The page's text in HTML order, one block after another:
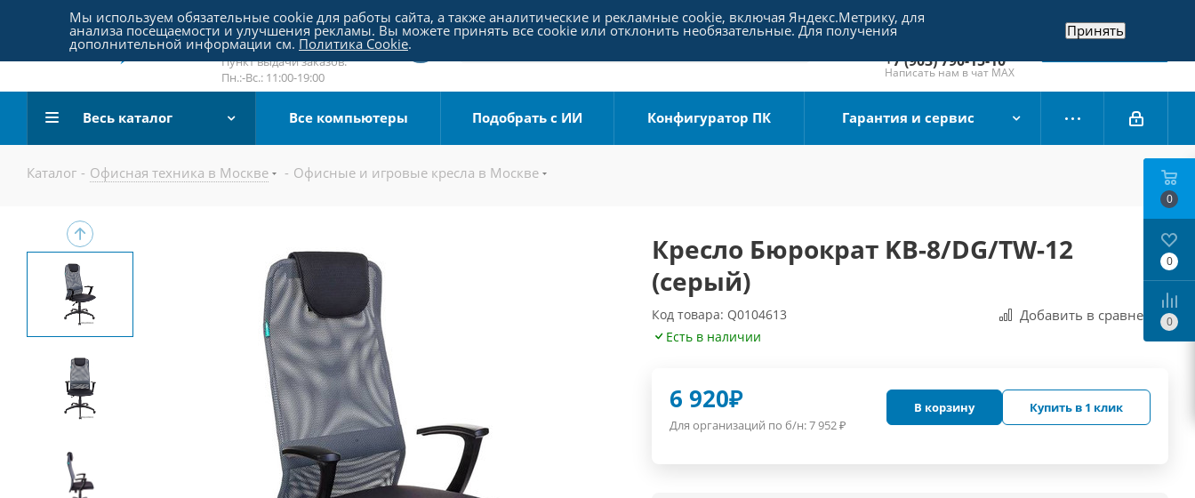
Пятницкое шоссе 18, пав. 267
email:sale@pc-arena.ru
Пн.:-Вс.: 10:00-20:00
Пункт выдачи заказов:
Пн.:-Вс.: 11:00-19:00
+7 (495) 790-15-10
Отдел продаж
+7 (903) 790-15-10
Написать нам в чат MAX
Заказать звонок
Весь каталог Все компьютеры Подобрать с ИИ Конфигуратор ПК Гарантия и сервис
Каталог - Офисная техника в Москве - Офисные и игровые кресла в Москве
Кресло Бюрократ KB-8/DG/TW-12
(серый)
Код товара: Q0104613 Добавить в сравнения
Есть в наличии
6 920₽
Для организаций по б/н:7 952₽
В корзину Купить в 1 клик
0
0
0
Мы используем обязательные cookie для работы сайта, а также аналитические и рекламные cookie, включая Яндекс.Метрику, для
анализа посещаемости и улучшения рекламы. Вы можете принять все cookie или отклонить необязательные. Для получения
дополнительной информации см. Политика Cookie.
Принять